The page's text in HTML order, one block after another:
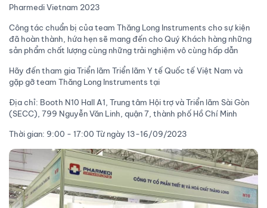
Pharmedi Vietnam 2023
Công tác chuẩn bị của team Thăng Long Instruments cho sự kiện
đã hoàn thành, hứa hẹn sẽ mang đến cho Quý Khách hàng những
sản phẩm chất lượng cùng những trải nghiệm vô cùng hấp dẫn
Hãy đến tham gia Triển lãm Triển lãm Y tế Quốc tế Việt Nam và
gặp gỡ team Thăng Long Instruments tại
Địa chỉ: Booth N10 Hall A1, Trung tâm Hội trợ và Triển lãm Sài Gòn
(SECC), 799 Nguyễn Văn Linh, quận 7, thành phố Hồ Chí Minh
Thời gian: 9:00 - 17:00 Từ ngày 13-16/09/2023